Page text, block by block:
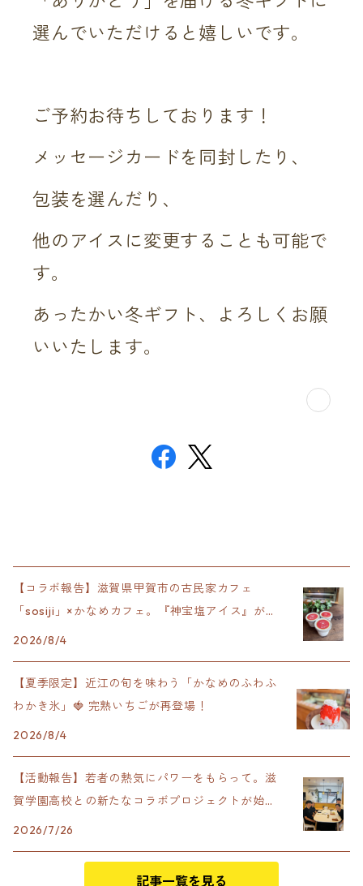
選んでいただけると嬉しいです。
ご予約お待ちしております！
メッセージカードを同封したり、
包装を選んだり、
他のアイスに変更することも可能で
す。
あったかい冬ギフト、よろしくお願
いいたします。
【コラボ報告】滋賀県甲賀市の古民家カフェ
「sosiji」×かなめカフェ。『神宝塩アイス』が完
成！
2026/8/4
【夏季限定】近江の旬を味わう「かなめのふわふ
わかき氷」🍓 完熟いちごが再登場！
2026/8/4
【活動報告】若者の熱気にパワーをもらって。滋
賀学園高校との新たなコラボプロジェクトが始動
します！
2026/7/26
記事一覧を見る